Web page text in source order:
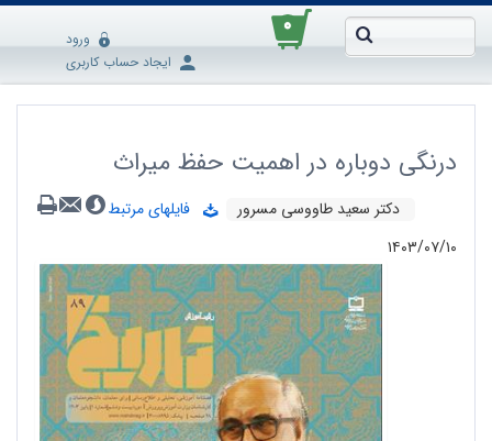
۰
ورود
ایجاد حساب کاربری
درنگی دوباره در اهمیت حفظ میراث
دکتر سعید طاووسی مسرور
فایلهای مرتبط
۱۴۰۳/۰۷/۱۰